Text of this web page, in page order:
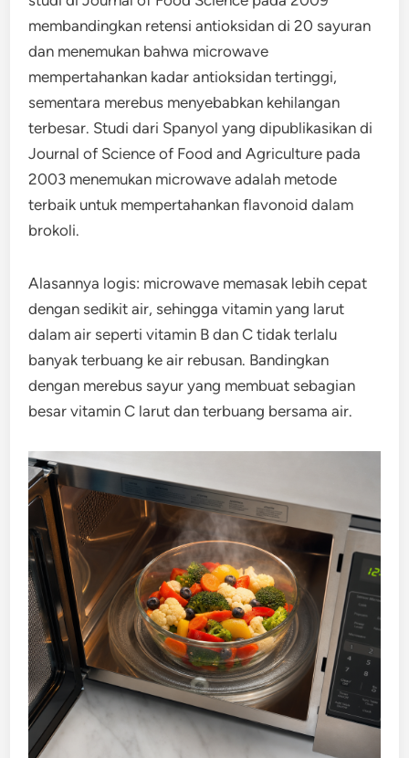
membandingkan retensi antioksidan di 20 sayuran
dan menemukan bahwa microwave
mempertahankan kadar antioksidan tertinggi,
sementara merebus menyebabkan kehilangan
terbesar. Studi dari Spanyol yang dipublikasikan di
Journal of Science of Food and Agriculture pada
2003 menemukan microwave adalah metode
terbaik untuk mempertahankan flavonoid dalam
brokoli.
Alasannya logis: microwave memasak lebih cepat
dengan sedikit air, sehingga vitamin yang larut
dalam air seperti vitamin B dan C tidak terlalu
banyak terbuang ke air rebusan. Bandingkan
dengan merebus sayur yang membuat sebagian
besar vitamin C larut dan terbuang bersama air.